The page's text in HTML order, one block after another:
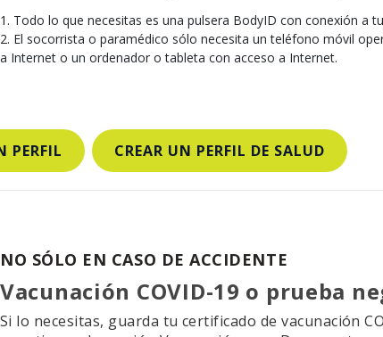
Todo lo que necesitas es una pulsera BodyID con conexión a
El socorrista o paramédico sólo necesita un teléfono móvil
a Internet o un ordenador o tableta con acceso a Internet.
PERFIL CREAR UN PERFIL DE SALUD
NO SÓLO EN CASO DE ACCIDENTE
Vacunación COVID-19 o prueba
Si lo necesitas, guarda tu certificado de vacunación